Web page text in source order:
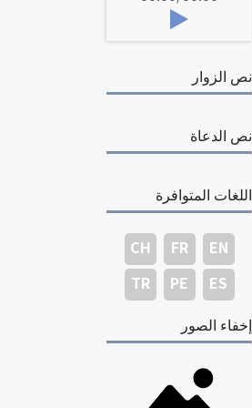
نص الزوار
نص الدعاة
اللغات المتوافرة
EN
FR
CH
ES
PE
TR
إخفاء الصور